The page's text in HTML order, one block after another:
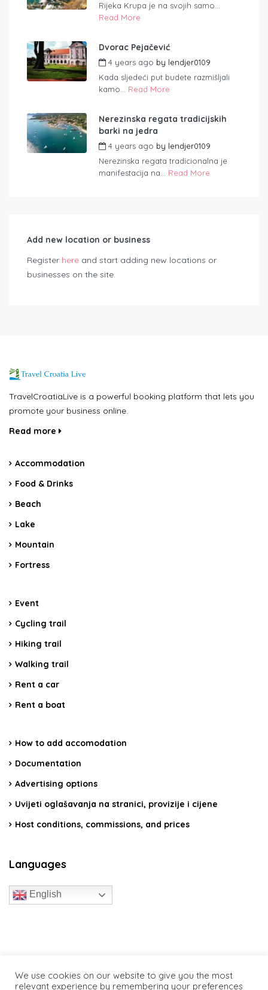
Rijeka Krupa je na svojih samo...
Read More
Dvorac Pejačević
4 years ago by lendjer0109
Kada sljedeći put budete razmišljali
kamo... Read More
Nerezinska regata tradicijskih
barki na jedra
4 years ago by lendjer0109
Nerezinska regata tradicionalna je
manifestacija na... Read More
Add new location or business
Register here and start adding new locations or
businesses on the site.
TravelCroatiaLive is a powerful booking platform that lets you
promote your business online.
Read more
Accommodation
Food & Drinks
Beach
Lake
Mountain
Fortress
Event
Cycling trail
Hiking trail
Walking trail
Rent a car
Rent a boat
How to add accomodation
Documentation
Advertising options
Uvijeti oglašavanja na stranici, provizije i cijene
Host conditions, commissions, and prices
Languages
English
We use cookies on our website to give you the most
relevant experience by remembering your preferences